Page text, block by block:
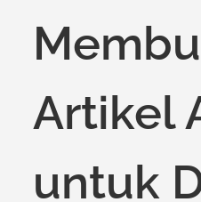
Artikel
untuk